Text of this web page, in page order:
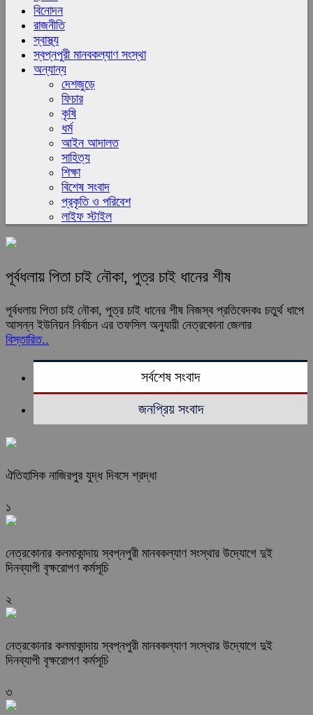
বিনোদন
রাজনীতি
স্বাস্থ্য
স্বপ্নপুরী মানবকল্যাণ সংস্থা
অন্যান্য
দেশজুড়ে
ফিচার
কৃষি
ধর্ম
আইন আদালত
সাহিত্য
শিক্ষা
বিশেষ সংবাদ
প্রকৃতি ও পরিবেশ
লাইফ স্টাইল
পূর্বধলায় পিতা চাই নৌকা, পুত্র চাই ধানের শীষ
পূর্বধলায় পিতা চাই নৌকা, পুত্র চাই ধানের শীষ নিজস্ব প্রতিবেদকঃ চতুর্থ ধাপে
আসন্ন ইউনিয়ন নির্বাচন এর তফসিল অনুযায়ী নেত্রকোনা জেলার
বিস্তারিত..
সর্বশেষ সংবাদ
জনপ্রিয় সংবাদ
ঐতিহাসিক নাজিরপুর যুদ্ধ দিবসে শ্রদ্ধা
১
নেত্রকোনার কলমাকান্দায় স্বপ্নপুরী মানবকল্যাণ সংস্থার উদ্যোগে দুই
দিনব্যাপী বৃক্ষরোপণ কর্মসূচি
২
নেত্রকোনার কলমাকান্দায় স্বপ্নপুরী মানবকল্যাণ সংস্থার উদ্যোগে দুই
দিনব্যাপী বৃক্ষরোপণ কর্মসূচি
৩